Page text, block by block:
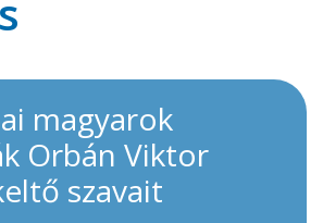
magyarok
Orbán Viktor
szavait